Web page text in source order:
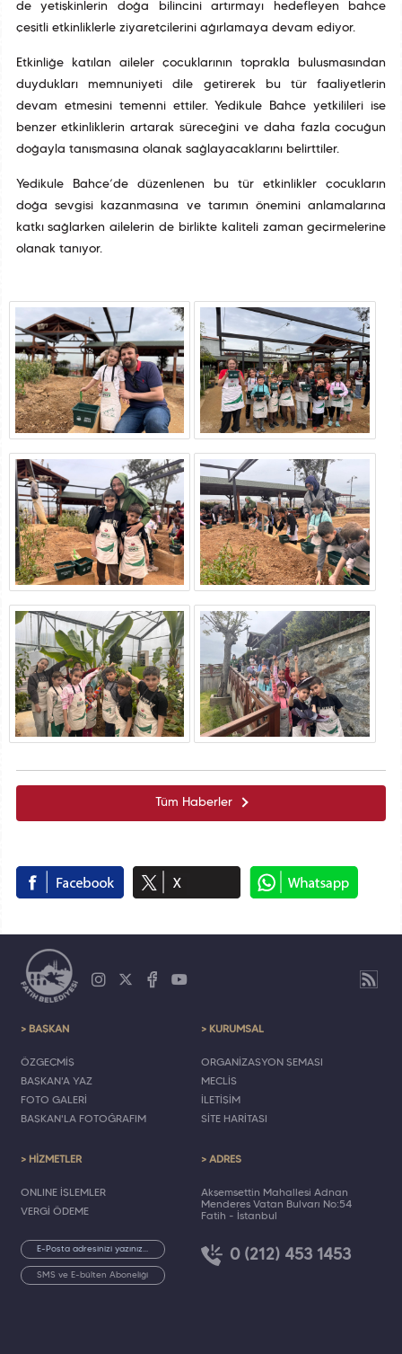
de yetişkinlerin doğa bilincini artırmayı hedefleyen bahçe
çeşitli etkinliklerle ziyaretçilerini ağırlamaya devam ediyor.
Etkinliğe katılan aileler çocuklarının toprakla buluşmasından
duydukları memnuniyeti dile getirerek bu tür faaliyetlerin
devam etmesini temenni ettiler. Yedikule Bahçe yetkilileri ise
benzer etkinliklerin artarak süreceğini ve daha fazla çocuğun
doğayla tanışmasına olanak sağlayacaklarını belirttiler.
Yedikule Bahçe’de düzenlenen bu tür etkinlikler çocukların
doğa sevgisi kazanmasına ve tarımın önemini anlamalarına
katkı sağlarken ailelerin de birlikte kaliteli zaman geçirmelerine
olanak tanıyor.
Tüm Haberler
> BAŞKAN
ÖZGEÇMİŞ
BAŞKAN'A YAZ
FOTO GALERİ
BAŞKAN'LA FOTOĞRAFIM
> KURUMSAL
ORGANİZASYON ŞEMASI
MECLİS
İLETİŞİM
SİTE HARİTASI
> HİZMETLER
ONLINE İŞLEMLER
VERGİ ÖDEME
SMS ve E-bülten Aboneliği
> ADRES
Akşemsettin Mahallesi Adnan
Menderes Vatan Bulvarı No:54
Fatih - İstanbul
0 (212) 453 1453